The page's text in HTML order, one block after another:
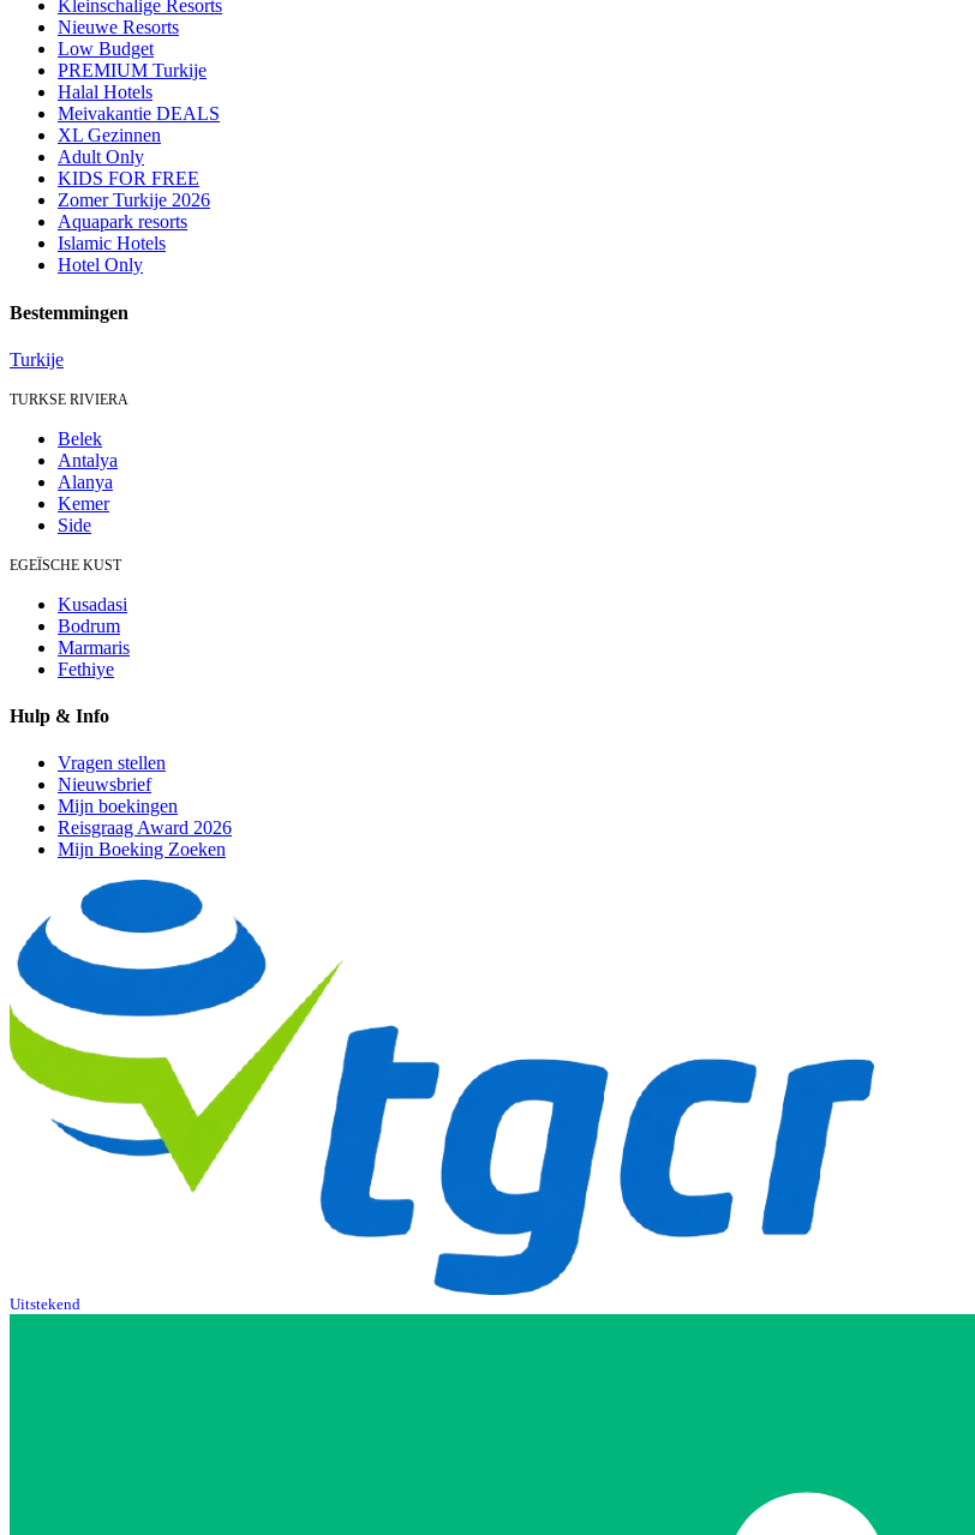
Kleinschalige Resorts
Nieuwe Resorts
Low Budget
PREMIUM Turkije
Halal Hotels
Meivakantie DEALS
XL Gezinnen
Adult Only
KIDS FOR FREE
Zomer Turkije 2026
Aquapark resorts
Islamic Hotels
Hotel Only
Bestemmingen
Turkije
TURKSE RIVIERA
Belek
Antalya
Alanya
Kemer
Side
EGEÏSCHE KUST
Kusadasi
Bodrum
Marmaris
Fethiye
Hulp & Info
Vragen stellen
Nieuwsbrief
Mijn boekingen
Reisgraag Award 2026
Mijn Boeking Zoeken
Uitstekend